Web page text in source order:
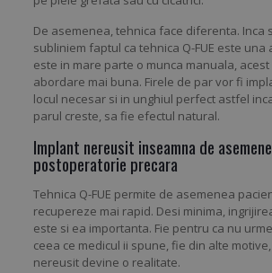
De asemenea, tehnica face diferenta. Inca
subliniem faptul ca tehnica Q-FUE este una
este in mare parte o munca manuala,
abordare mai buna. Firele de par vor fi
locul necesar si in unghiul perfect astfel
parul creste, sa fie efectul natural.
Implant nereusit inseamna de
postoperatorie precara
Tehnica Q-FUE permite de asemenea
recupereze mai rapid. Desi minima,
este si ea importanta. Fie pentru ca nu
ceea ce medicul ii spune, fie din alte
nereusit devine o realitate.